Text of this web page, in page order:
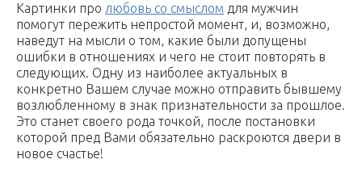
Картинки про любовь со смыслом для мужчин
помогут пережить непростой момент, и, возможно,
наведут на мысли о том, какие были допущены
ошибки в отношениях и чего не стоит повторять в
следующих. Одну из наиболее актуальных в
конкретно Вашем случае можно отправить бывшему
возлюбленному в знак признательности за прошлое.
Это станет своего рода точкой, после постановки
которой пред Вами обязательно раскроются двери в
новое счастье!